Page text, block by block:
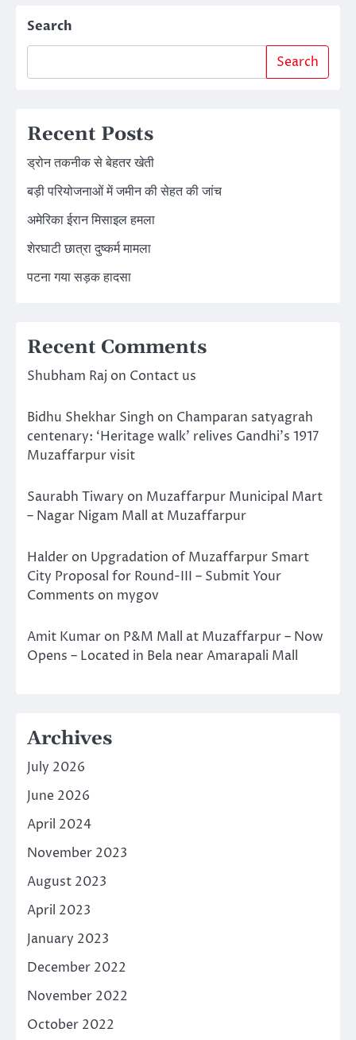
Search
Search
Recent Posts
ड्रोन तकनीक से बेहतर खेती
बड़ी परियोजनाओं में जमीन की सेहत की जांच
अमेरिका ईरान मिसाइल हमला
शेरघाटी छात्रा दुष्कर्म मामला
पटना गया सड़क हादसा
Recent Comments
Shubham Raj on Contact us
Bidhu Shekhar Singh on Champaran satyagrah
centenary: ‘Heritage walk’ relives Gandhi’s 1917
Muzaffarpur visit
Saurabh Tiwary on Muzaffarpur Municipal Mart
– Nagar Nigam Mall at Muzaffarpur
Halder on Upgradation of Muzaffarpur Smart
City Proposal for Round-III – Submit Your
Comments on mygov
Amit Kumar on P&M Mall at Muzaffarpur – Now
Opens – Located in Bela near Amarapali Mall
Archives
July 2026
June 2026
April 2024
November 2023
August 2023
April 2023
January 2023
December 2022
November 2022
October 2022